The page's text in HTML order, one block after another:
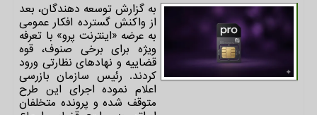
به گزارش توسعه دهندگان، بعد
از واکنش گسترده افکار عمومی
به عرضه «اینترنت پرو» با تعرفه
ویژه برای برخی صنوف، قوه
قضاییه و نهادهای نظارتی ورود
کردند. رئیس سازمان بازرسی
اعلام نموده اجرای این طرح
متوقف شده و پرونده متخلفان